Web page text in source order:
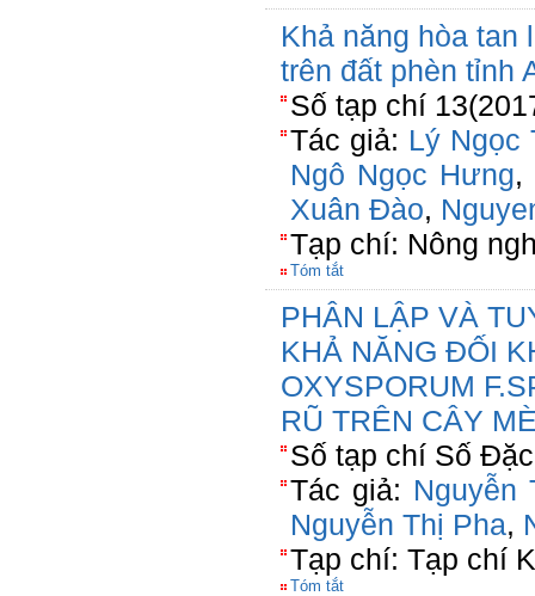
Khả năng hòa tan
trên đất phèn tỉnh
Số tạp chí
Tác giả: Lý Ngọc
Ngô Ngọc Hưng,
Xuân Đào,
Tạp chí: Nông
Tóm tắt
PHÂN LẬP VÀ
KHẢ NĂNG ĐỐI
OXYSPORUM
RŨ TRÊN CÂY
Số tạp chí Số
Tác giả: Nguyễn
Nguyễn Thị Pha,
Tạp chí: Tạp chí
Tóm tắt